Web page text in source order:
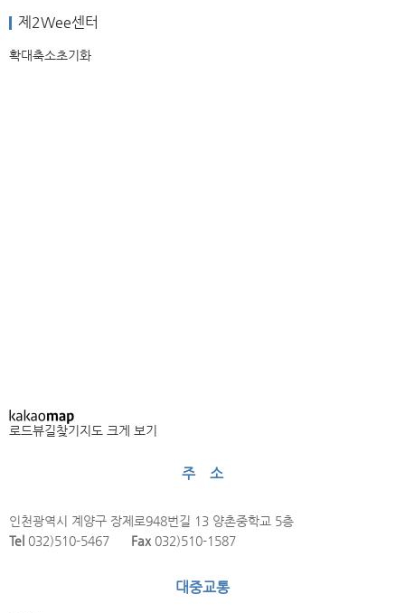
제2Wee센터
확대축소초기화
로드뷰길찾기 지도 크게 보기
주 소
인천광역시 계양구 장제로948번길 13 양촌중학교 5층
Tel 032)510-5467 Fax 032)510-1587
대중교통